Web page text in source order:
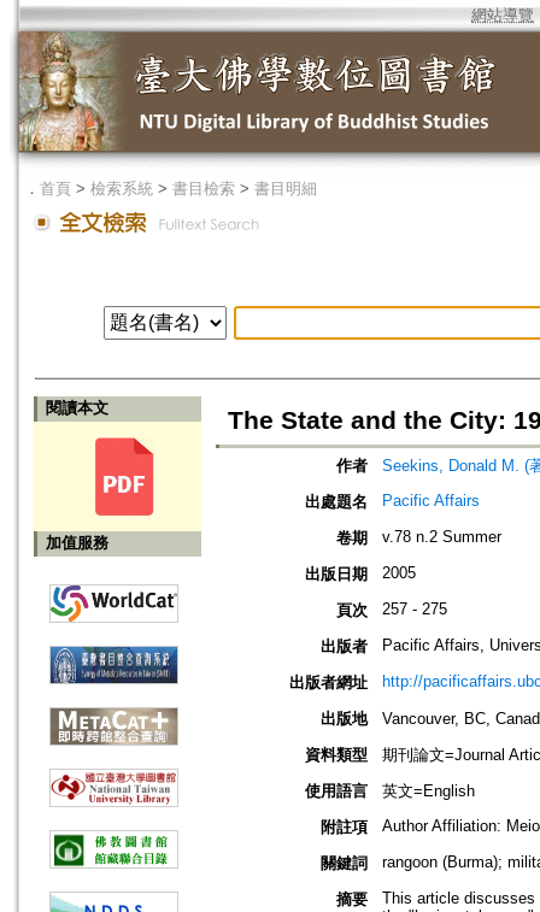
網站導覽
． 首頁 > 檢索系統 > 書目檢索 > 書目明細
閱讀本文
加值服務
The State and the City:
作者
Seekins, Donald M. (
出處題名
Pacific Affairs
卷期 v.78 n.2 Summer
出版日期 2005
頁次 257 - 275
出版者 Pacific Affairs,
出版者網址 http://
出版地
Vancouver, BC,
資料類型
期刊論文=Journal
使用語言
英文=English
附註項
Author Affiliation:
關鍵詞 rangoon (Burma);
摘要
This article discusses